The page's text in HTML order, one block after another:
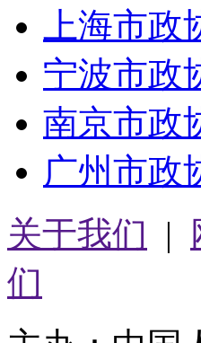
上海市政
宁波市政
南京市政
广州市政
关于我们 |
们